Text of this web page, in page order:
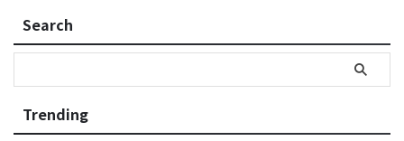
Search
Trending